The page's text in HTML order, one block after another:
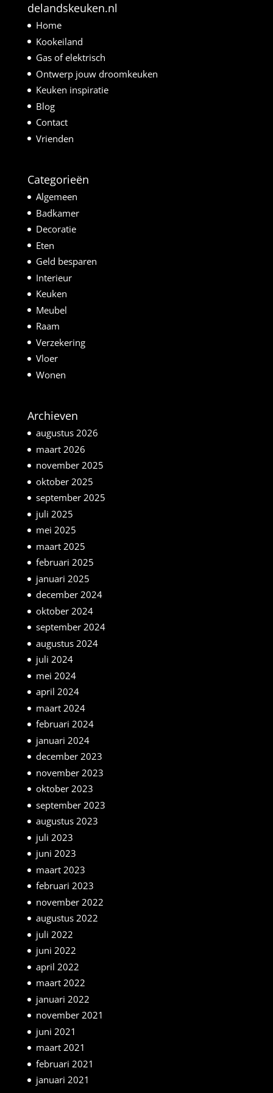
delandskeuken.nl
Home
Kookeiland
Gas of elektrisch
Ontwerp jouw droomkeuken
Keuken inspiratie
Blog
Contact
Vrienden
Categorieën
Algemeen
Badkamer
Decoratie
Eten
Geld besparen
Interieur
Keuken
Meubel
Raam
Verzekering
Vloer
Wonen
Archieven
augustus 2026
maart 2026
november 2025
oktober 2025
september 2025
juli 2025
mei 2025
maart 2025
februari 2025
januari 2025
december 2024
oktober 2024
september 2024
augustus 2024
juli 2024
mei 2024
april 2024
maart 2024
februari 2024
januari 2024
december 2023
november 2023
oktober 2023
september 2023
augustus 2023
juli 2023
juni 2023
maart 2023
februari 2023
november 2022
augustus 2022
juli 2022
juni 2022
april 2022
maart 2022
januari 2022
november 2021
juni 2021
maart 2021
februari 2021
januari 2021